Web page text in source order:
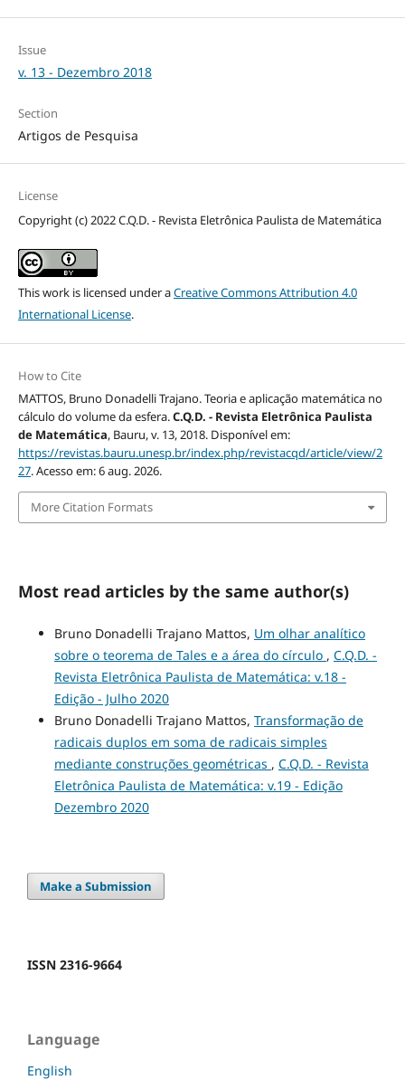
Issue
v. 13 - Dezembro 2018
Section
Artigos de Pesquisa
License
Copyright (c) 2022 C.Q.D. - Revista Eletrônica Paulista de Matemática
This work is licensed under aCreative Commons Attribution 4.0
International License.
How to Cite
MATTOS, Bruno Donadelli Trajano. Teoria e aplicação matemática no
cálculo do volume da esfera.C.Q.D. - Revista Eletrônica Paulista
de Matemática, Bauru, v. 13, 2018. Disponível em:
https://revistas.bauru.unesp.br/index.php/revistacqd/article/view/2
27. Acesso em: 6 aug. 2026.
More Citation Formats
Most read articles by the same author(s)
Bruno Donadelli Trajano Mattos, Um olhar analítico
sobre o teorema de Tales e a área do círculo , C.Q.D. -
Revista Eletrônica Paulista de Matemática: v.18 -
Edição - Julho 2020
Bruno Donadelli Trajano Mattos, Transformação de
radicais duplos em soma de radicais simples
mediante construções geométricas , C.Q.D. - Revista
Eletrônica Paulista de Matemática: v.19 - Edição
Dezembro 2020
Make a Submission
ISSN 2316-9664
Language
English